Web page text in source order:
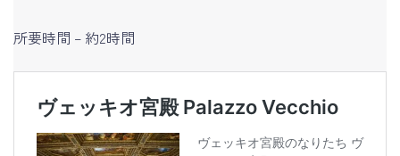
所要時間 – 約2時間